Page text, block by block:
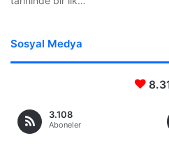
Sosyal Medya
3.108
Aboneler